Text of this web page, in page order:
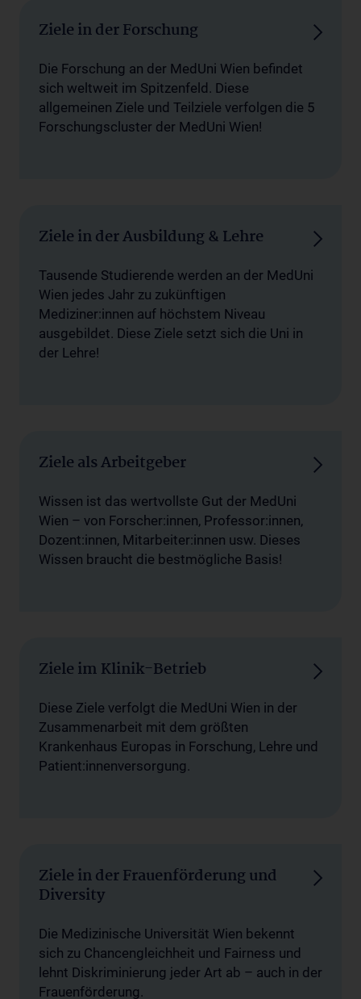
Ziele in der Forschung
Die Forschung an der MedUni Wien befindet
sich weltweit im Spitzenfeld. Diese
allgemeinen Ziele und Teilziele verfolgen die 5
Forschungscluster der MedUni Wien!
Ziele in der Ausbildung & Lehre
Tausende Studierende werden an der MedUni
Wien jedes Jahr zu zukünftigen
Mediziner:innen auf höchstem Niveau
ausgebildet. Diese Ziele setzt sich die Uni in
der Lehre!
Ziele als Arbeitgeber
Wissen ist das wertvollste Gut der MedUni
Wien – von Forscher:innen, Professor:innen,
Dozent:innen, Mitarbeiter:innen usw. Dieses
Wissen braucht die bestmögliche Basis!
Ziele im Klinik-Betrieb
Diese Ziele verfolgt die MedUni Wien in der
Zusammenarbeit mit dem größten
Krankenhaus Europas in Forschung, Lehre und
Patient:innenversorgung.
Ziele in der Frauenförderung und
Diversity
Die Medizinische Universität Wien bekennt
sich zu Chancengleichheit und Fairness und
lehnt Diskriminierung jeder Art ab – auch in der
Frauenförderung.